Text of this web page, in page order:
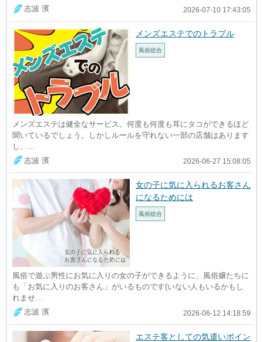
志波 濱
2026-07-10 17:43:05
メンズエステでのトラブル
風俗総合
メンズエステは健全なサービス。何度も何度も耳にタコができるほど
聞いているでしょう。しかしルールを守れない一部の店舗はあります
し、…
志波 濱
2026-06-27 15:08:05
女の子に気に入られるお客さん
になるためには
風俗総合
風俗で遊ぶ男性にお気に入りの女の子ができるように、風俗嬢たちに
も「お気に入りのお客さん」がいるものです(いない人もいるかもし
れませ…
志波 濱
2026-06-12 14:18:59
エステ客としての気遣いポイン